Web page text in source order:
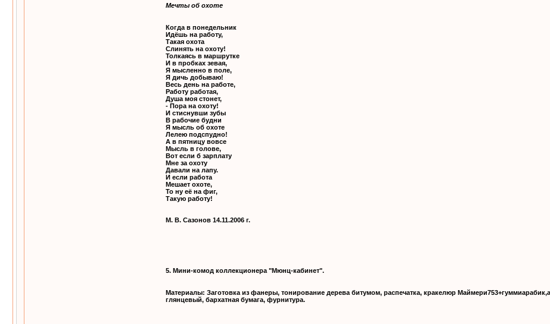
Мечты об охоте
Когда в понедельник
Идёшь на работу,
Такая охота
Слинять на охоту!
Толкаясь в маршрутке
И в пробках зевая,
Я мысленно в поле,
Я дичь добываю!
Весь день на работе,
Работу работая,
Душа моя стонет,
- Пора на охоту!
И стиснувши зубы
В рабочие будни
Я мысль об охоте
Лелею подспудно!
А в пятницу вовсе
Мысль в голове,
Вот если б зарплату
Мне за охоту
Давали на лапу.
И если работа
Мешает охоте,
То ну её на фиг,
Такую работу!
М. В. Сазонов 14.11.2006 г.
5. Мини-комод коллекционера "Мюнц-кабинет".
Материалы: Заготовка из фанеры, тонирование дерева битумом, распечатка, кракелюр
глянцевый, бархатная бумага, фурнитура.